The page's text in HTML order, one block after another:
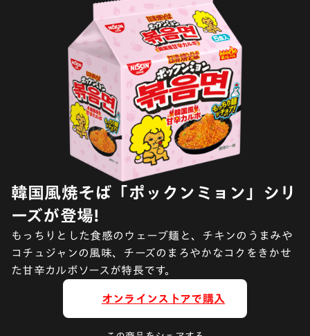
韓国風焼そば「ポックンミョン」シリ
ーズが登場!
もっちりとした食感のウェーブ麺と、チキンのうまみや
コチュジャンの風味、チーズのまろやかなコクをきかせ
た甘辛カルボソースが特長です。
オンラインストアで購入